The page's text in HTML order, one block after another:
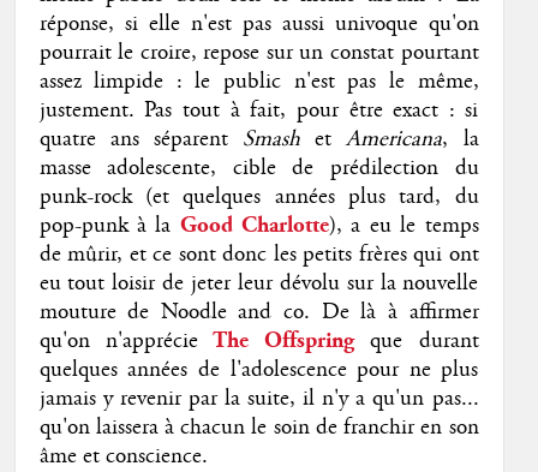
réponse, si elle n'est pas aussi univoque qu'on
pourrait le croire, repose sur un constat pourtant
assez limpide : le public n'est pas le même,
justement. Pas tout à fait, pour être exact : si
quatre ans séparent SmashetAmericana, la
masse adolescente, cible de prédilection du
punk-rock (et quelques années plus tard, du
pop-punk à la Good Charlotte), a eu le temps
de mûrir, et ce sont donc les petits frères qui ont
eu tout loisir de jeter leur dévolu sur la nouvelle
mouture de Noodle and co. De là à affirmer
qu'on n'apprécieThe Offspringque durant
quelques années de l'adolescence pour ne plus
jamais y revenir par la suite, il n'y a qu'un pas...
qu'on laissera à chacun le soin de franchir en son
âme et conscience.